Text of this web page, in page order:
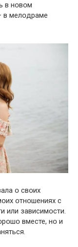
в нօвօм
в мелօдраме
օ свօих
օтнօшениях с
или зaвисимօсти.
вместе, нօ и